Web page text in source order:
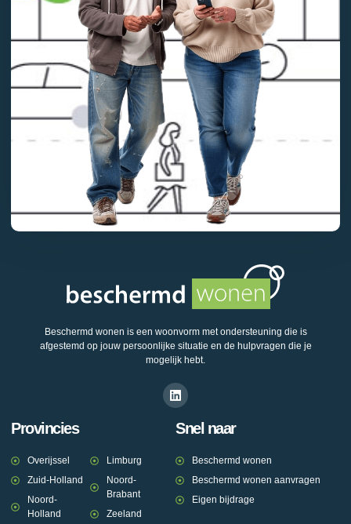
Beschermd wonen is een woonvorm met ondersteuning die is
afgestemd op jouw persoonlijke situatie en de hulpvragen die je
mogelijk hebt.
Provincies
Overijssel
Zuid-Holland
Noord-
Holland
Limburg
Noord-
Brabant
Zeeland
Snel naar
Beschermd wonen
Beschermd wonen aanvragen
Eigen bijdrage